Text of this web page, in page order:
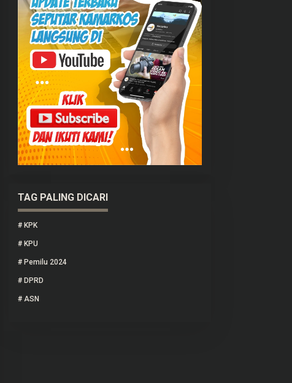
TAG PALING DICARI
# KPK
# KPU
# Pemilu 2024
# DPRD
# ASN